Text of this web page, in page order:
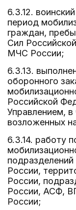
6.3.12.
период
граждан,
Сил
МЧС России;
6.3.13.
оборонного
Российской
Управлением,
возложенных
6.3.14. работу
России,
России,
России, АСФ,
России;